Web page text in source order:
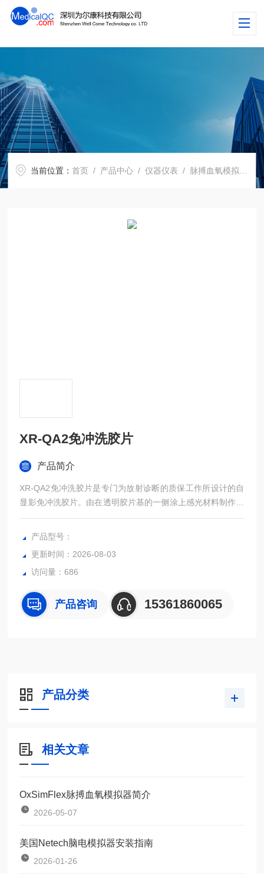
当前位置：首页 / 产品中心 /仪器仪表 / 脉搏血氧模拟器 /
XR-QA2免冲洗胶片
产品简介
XR-QA2免冲洗胶片是专门为放射诊断的质保工作所设计的自
显影免冲洗胶片。由在透明胶片基的一侧涂上感光材料制作而
成，用于记录、显示与储存医学影像。
产品型号：
更新时间：2026-08-03
访问量：686
产品咨询 15361860065
产品分类
相关文章
OxSimFlex脉搏血氧模拟器简介
2026-05-07
美国Netech脑电模拟器安装指南
2026-01-26